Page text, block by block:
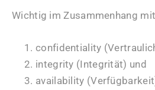
Wichtig im Zusammenhang
confidentiality
integrity (Integrität) und
availability